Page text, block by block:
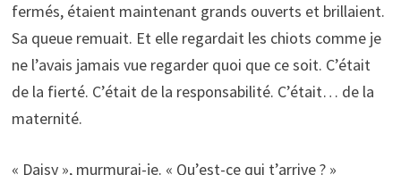
fermés, étaient maintenant grands ouverts et brillaient.
Sa queue remuait. Et elle regardait les chiots comme je
ne l’avais jamais vue regarder quoi que ce soit. C’était
de la fierté. C’était de la responsabilité. C’était… de la
maternité.
« Daisy », murmurai-je. « Qu’est-ce qui t’arrive ? »